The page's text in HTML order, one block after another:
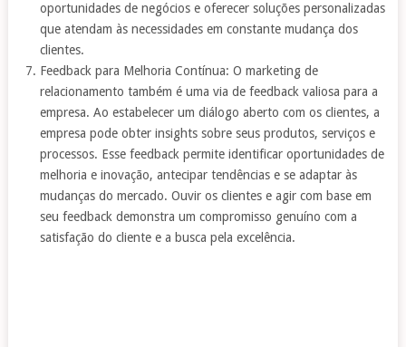
oportunidades de negócios e oferecer soluções personalizadas
que atendam às necessidades em constante mudança dos
clientes.
Feedback para Melhoria Contínua: O marketing de
relacionamento também é uma via de feedback valiosa para a
empresa. Ao estabelecer um diálogo aberto com os clientes, a
empresa pode obter insights sobre seus produtos, serviços e
processos. Esse feedback permite identificar oportunidades de
melhoria e inovação, antecipar tendências e se adaptar às
mudanças do mercado. Ouvir os clientes e agir com base em
seu feedback demonstra um compromisso genuíno com a
satisfação do cliente e a busca pela excelência.